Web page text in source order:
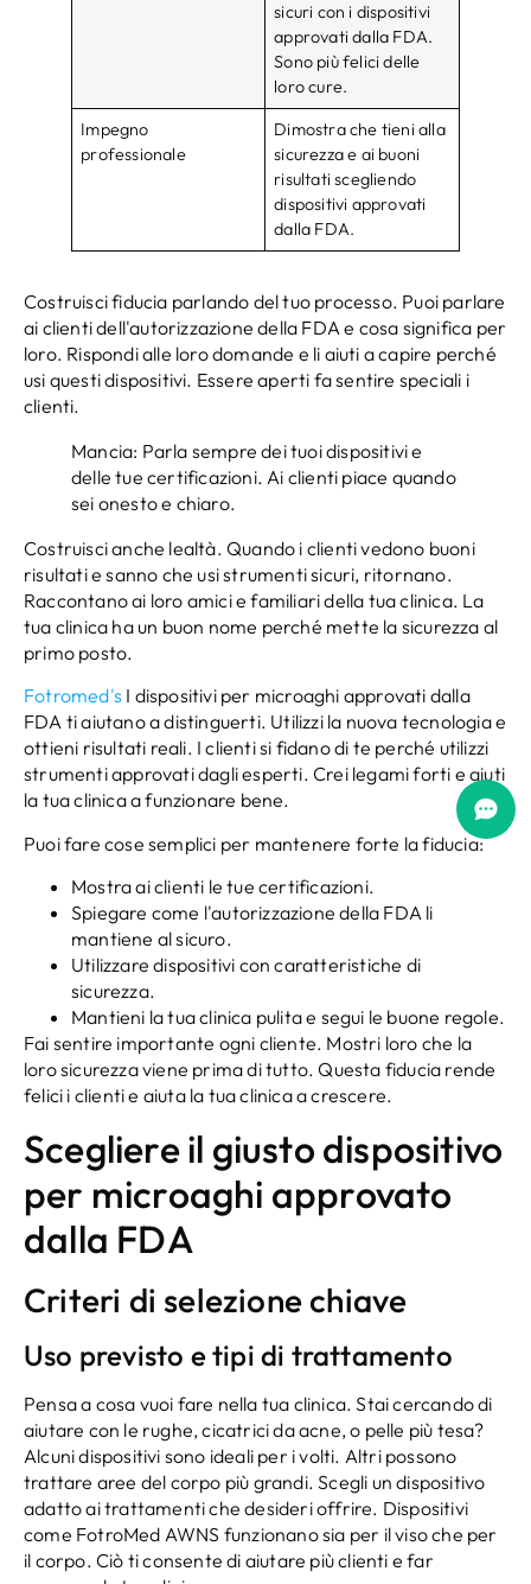
sicuri con i dispositivi
approvati dalla FDA.
Sono più felici delle
loro cure.
Impegno
professionale
Dimostra che tieni alla
sicurezza e ai buoni
risultati scegliendo
dispositivi approvati
dalla FDA.
Costruisci fiducia parlando del tuo processo. Puoi parlare
ai clienti dell'autorizzazione della FDA e cosa significa per
loro. Rispondi alle loro domande e li aiuti a capire perché
usi questi dispositivi. Essere aperti fa sentire speciali i
clienti.
Mancia: Parla sempre dei tuoi dispositivi e
delle tue certificazioni. Ai clienti piace quando
sei onesto e chiaro.
Costruisci anche lealtà. Quando i clienti vedono buoni
risultati e sanno che usi strumenti sicuri, ritornano.
Raccontano ai loro amici e familiari della tua clinica. La
tua clinica ha un buon nome perché mette la sicurezza al
primo posto.
Fotromed's I dispositivi per microaghi approvati dalla
FDA ti aiutano a distinguerti. Utilizzi la nuova tecnologia e
ottieni risultati reali. I clienti si fidano di te perché utilizzi
strumenti approvati dagli esperti. Crei legami forti e aiuti
la tua clinica a funzionare bene.
Puoi fare cose semplici per mantenere forte la fiducia:
Mostra ai clienti le tue certificazioni.
Spiegare come l'autorizzazione della FDA li
mantiene al sicuro.
Utilizzare dispositivi con caratteristiche di
sicurezza.
Mantieni la tua clinica pulita e segui le buone regole.
Fai sentire importante ogni cliente. Mostri loro che la
loro sicurezza viene prima di tutto. Questa fiducia rende
felici i clienti e aiuta la tua clinica a crescere.
Scegliere il giusto dispositivo
per microaghi approvato
dalla FDA
Criteri di selezione chiave
Uso previsto e tipi di trattamento
Pensa a cosa vuoi fare nella tua clinica. Stai cercando di
aiutare con le rughe, cicatrici da acne, o pelle più tesa?
Alcuni dispositivi sono ideali per i volti. Altri possono
trattare aree del corpo più grandi. Scegli un dispositivo
adatto ai trattamenti che desideri offrire. Dispositivi
come FotroMed AWNS funzionano sia per il viso che per
il corpo. Ciò ti consente di aiutare più clienti e far